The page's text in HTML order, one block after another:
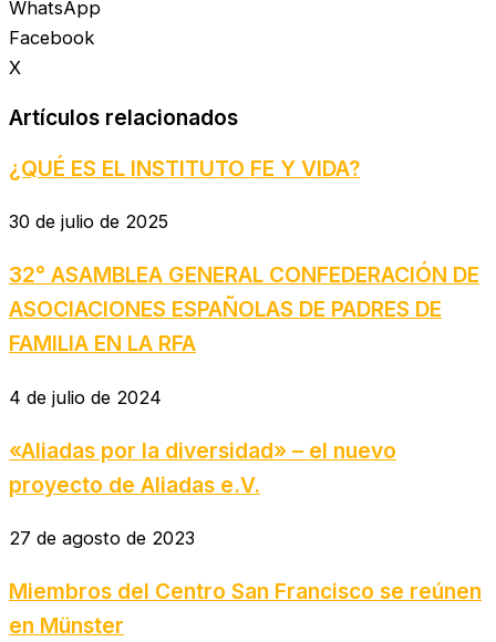
WhatsApp
Facebook
X
Artículos relacionados
¿QUÉ ES EL INSTITUTO FE Y VIDA?
30 de julio de 2025
32° ASAMBLEA GENERAL CONFEDERACIÓN DE
ASOCIACIONES ESPAÑOLAS DE PADRES DE
FAMILIA EN LA RFA
4 de julio de 2024
«Aliadas por la diversidad» – el nuevo
proyecto de Aliadas e.V.
27 de agosto de 2023
Miembros del Centro San Francisco se reúnen
en Münster